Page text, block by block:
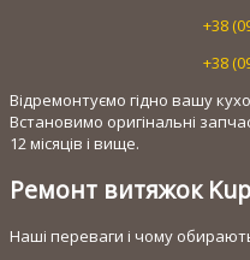
+38
+38
Відремонтуємо гідно вашу
Встановимо оригінальні
12 місяців і вище.
Ремонт витяжок
Наші переваги і чому